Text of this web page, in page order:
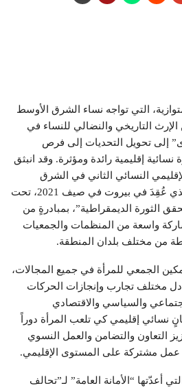
التي تواجه نساء الشرق الأوسط
الإرث التاريخي والنضالي للنساء في
إلى تحويل التحديات إلى فرص
إقليمية رائدة ومؤثرة. وقد انبثق
النسائي الثاني في الشرق
الأوسط وشمال إفريقيا”، الذي عُقِدَ في بيروت في صيف 2021، تحت
الثورة الديمقراطية”، بمبادرةٍ من
واسعة من المنظمات والجمعيات
من مختلف بلدان المنطقة.
الجمعي للمرأة في جميع المجالات،
مختلف تجارب وإنجازات الحركات
والسياسي والاقتصادي
نسائي إقليمي كي تلعب المرأة دوراً
التعاون والتضامن والعمل النسوي
مشتركة على المستوى الإقليمي.
أعدّتها “الأمانة العامة” لـ”تحالف